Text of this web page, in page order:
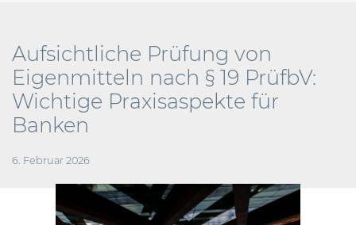
Aufsichtliche Prüfung von
Eigenmitteln nach § 19 PrüfbV:
Wichtige Praxisaspekte für
Banken
6. Februar 2026